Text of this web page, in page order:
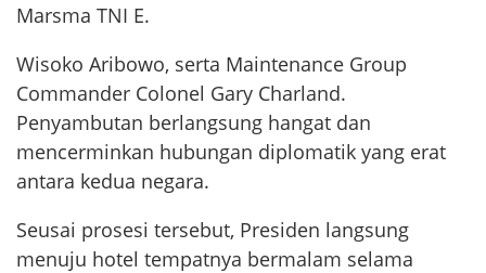
Marsma TNI E.
Wisoko Aribowo, serta Maintenance Group
Commander Colonel Gary Charland.
Penyambutan berlangsung hangat dan
mencerminkan hubungan diplomatik yang erat
antara kedua negara.
Seusai prosesi tersebut, Presiden langsung
menuju hotel tempatnya bermalam selama